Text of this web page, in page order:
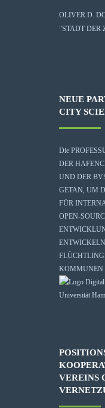
OLIVER D.
"STADT DER
NEUE
CITY
Die
DER
UND DER
GETAN, UM
FÜR
OPEN-
KOMMUNEN
VEREINS